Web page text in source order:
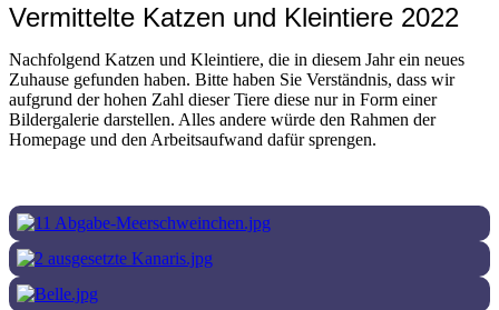
Vermittelte Katzen und Kleintiere 2022
Nachfolgend Katzen und Kleintiere, die in diesem Jahr ein neues
Zuhause gefunden haben. Bitte haben Sie Verständnis, dass wir
aufgrund der hohen Zahl dieser Tiere diese nur in Form einer
Bildergalerie darstellen. Alles andere würde den Rahmen der
Homepage und den Arbeitsaufwand dafür sprengen.